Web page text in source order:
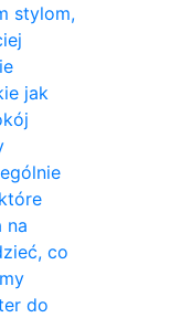
stylom,
jak
na
co
do